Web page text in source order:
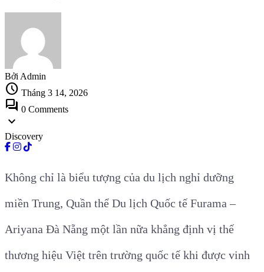
Bởi Admin
schedule Tháng 3 14, 2026
forum 0 Comments
expand_more
Discovery
Không chỉ là biểu tượng của du lịch nghỉ dưỡng
miền Trung, Quần thể Du lịch Quốc tế Furama –
Ariyana Đà Nẵng một lần nữa khẳng định vị thế
thương hiệu Việt trên trường quốc tế khi được vinh